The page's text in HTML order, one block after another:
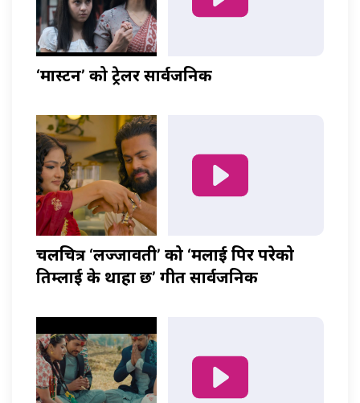
‘मास्टर्नी’ को ट्रेलर सार्वजनिक
चलचित्र ‘लज्जावती’ को ‘मलाई पिर परेको
तिम्लाई के थाहा छ’ गीत सार्वजनिक